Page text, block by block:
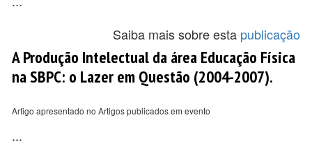
Saiba mais sobre esta publicação
A Produção Intelectual da área Educação Física
na SBPC: o Lazer em Questão (2004-2007).
Artigo apresentado no Artigos publicados em evento
...